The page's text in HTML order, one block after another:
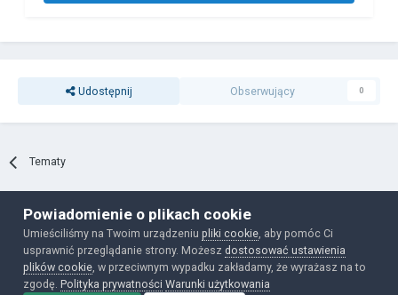
Udostępnij Obserwujący 0
Tematy
Polityka prywatności Ciasteczka
Powered by Invision Community
Powiadomienie o plikach cookie
Umieściliśmy na Twoim urządzeniupliki cookie , aby pomóc Ci
usprawnić przeglądanie strony. Możesz dostosować ustawienia
plików cookie , w przeciwnym wypadku zakładamy, że wyrażasz na to
zgodę.Polityka prywatności Warunki użytkowania